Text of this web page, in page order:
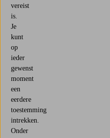
vereist
is.
Je
kunt
op
ieder
gewenst
moment
een
eerdere
toestemming
intrekken.
Onder